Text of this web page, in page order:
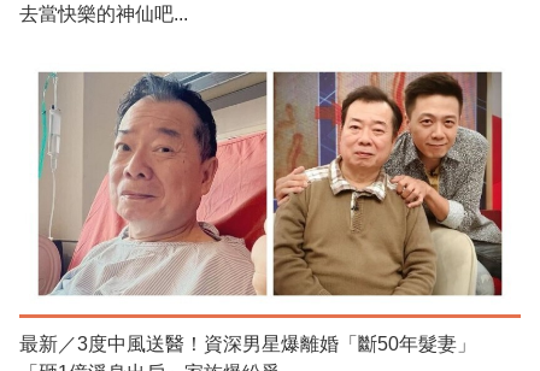
去當快樂的神仙吧...
最新／3度中風送醫！資深男星爆離婚「斷50年髮妻」